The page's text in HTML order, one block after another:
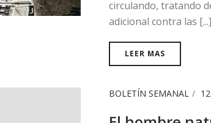
circulando, tratando
adicional contra las [...]
LEER MAS
BOLETÍN SEMANAL